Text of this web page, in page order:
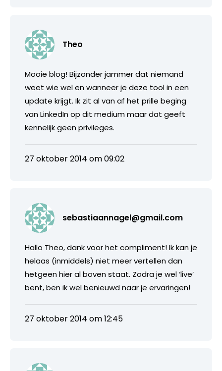
Theo
Mooie blog! Bijzonder jammer dat niemand
weet wie wel en wanneer je deze tool in een
update krijgt. Ik zit al van af het prille beging
van LinkedIn op dit medium maar dat geeft
kennelijk geen privileges.
27 oktober 2014 om 09:02
sebastiaannagel@gmail.com
Hallo Theo, dank voor het compliment! Ik kan je
helaas (inmiddels) niet meer vertellen dan
hetgeen hier al boven staat. Zodra je wel ‘live’
bent, ben ik wel benieuwd naar je ervaringen!
27 oktober 2014 om 12:45